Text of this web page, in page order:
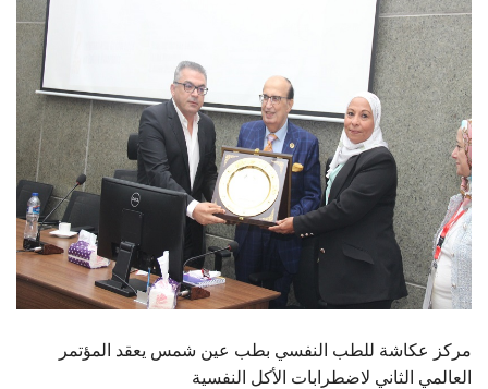
الطلاب
هيئة التدريس
الدراسات العليا
الخريجين
الموظفون
الزائـرون
سجل الان
مركز عكاشة للطب النفسي بطب عين شمس يعقد المؤتمر
العالمي الثاني لاضطرابات الأكل النفسية